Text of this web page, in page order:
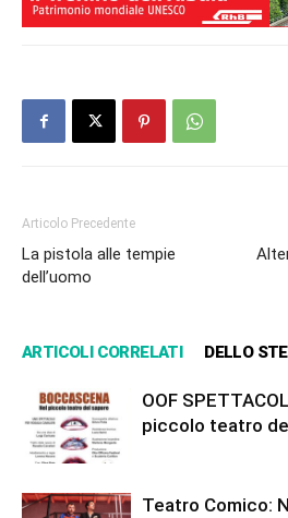
Articolo Precedente
La pistola alle tempie
dell’uomo
ARTICOLI CORRELATI DELLO
OOF
piccolo teatro
Teatro Comico: